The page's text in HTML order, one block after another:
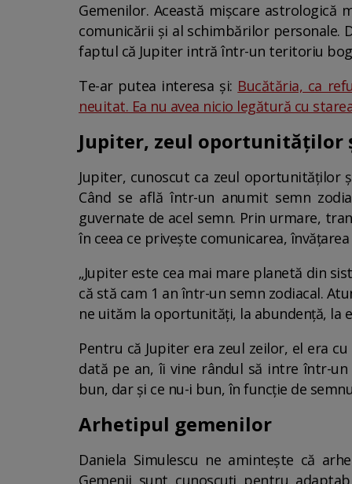
Gemenilor. Această mișcare
comunicării și al schimbărilor personale.
faptul că Jupiter intră într-un teritoriu
Te-ar putea interesa și: Bucătăria, ca
neuitat. Ea nu avea nicio legătură cu
Jupiter, zeul oportunităților
Jupiter, cunoscut ca zeul oportunităților
Când se află într-un anumit semn
guvernate de acel semn. Prin urmare,
în ceea ce privește comunicarea,
„Jupiter este cea mai mare planetă din
că stă cam 1 an într-un semn zodiacal.
ne uităm la oportunități, la abundență, la
Pentru că Jupiter era zeul zeilor, el era
dată pe an, îi vine rândul să intre într-un
bun, dar și ce nu-i bun, în funcție de
Arhetipul gemenilor
Daniela Simulescu ne amintește că
Gemenii sunt cunoscuți pentru